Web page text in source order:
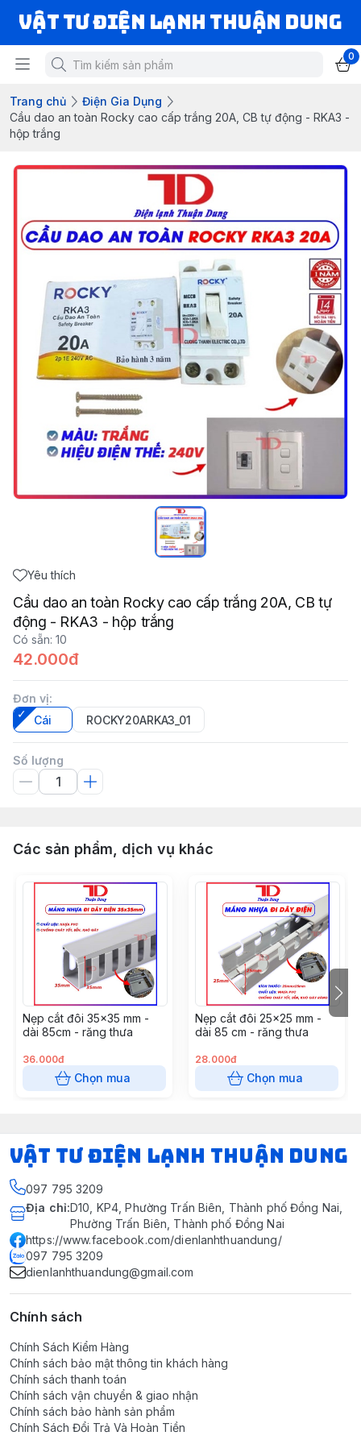
VẬT TƯ ĐIỆN LẠNH THUẬN DUNG
0
Trang chủ
Điện Gia Dụng
Cầu dao an toàn Rocky cao cấp trắng 20A, CB tự động - RKA3 -
hộp trắng
Yêu thích
Cầu dao an toàn Rocky cao cấp trắng 20A, CB tự
động - RKA3 - hộp trắng
Có sẵn: 10
42.000đ
Đơn vị:
Cái
ROCKY20ARKA3_01
Số lượng
Các sản phẩm, dịch vụ khác
Nẹp cắt đôi 35x35 mm -
dài 85cm - răng thưa
36.000đ
Chọn mua
Nẹp cắt đôi 25x25 mm -
dài 85 cm - răng thưa
28.000đ
Chọn mua
VẬT TƯ ĐIỆN LẠNH THUẬN DUNG
097 795 3209
Địa chỉ:D10, KP4, Phường Trấn Biên, Thành phố Đồng Nai,
Phường Trấn Biên, Thành phố Đồng Nai
https://www.facebook.com/dienlanhthuandung/
097 795 3209
dienlanhthuandung@gmail.com
Chính sách
Chính Sách Kiểm Hàng
Chính sách bảo mật thông tin khách hàng
Chính sách thanh toán
Chính sách vận chuyển & giao nhận
Chính sách bảo hành sản phẩm
Chính Sách Đổi Trả Và Hoàn Tiền